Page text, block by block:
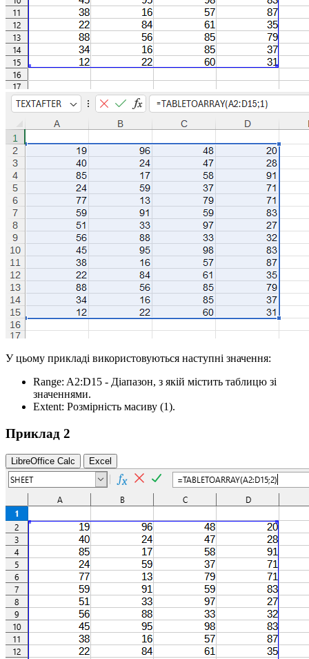
У цьому прикладі використовуються наступні значення:
Range: A2:D15 - Діапазон, з якій містить таблицю зі
значеннями.
Extent: Розмірність масиву (1).
Приклад 2
LibreOffice Calc Excel